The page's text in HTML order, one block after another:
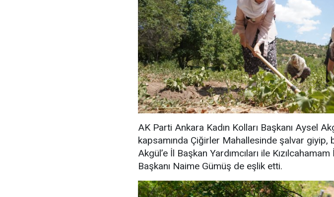
AK Parti Ankara Kadın Kolları Başkanı Aysel
kapsamında Çiğirler Mahallesinde şalvar giyip,
Akgül’e İl Başkan Yardımcıları ile Kızılcahamam
Başkanı Naime Gümüş de eşlik etti.